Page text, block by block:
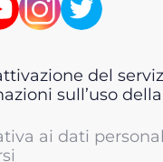
del
sull’uso
ai dati